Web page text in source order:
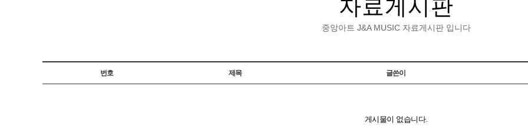
자료게시판
중앙아트 J&A MUSIC 자료게시판 입니다
번호 제목 글쓴이
게시물이 없습니다.